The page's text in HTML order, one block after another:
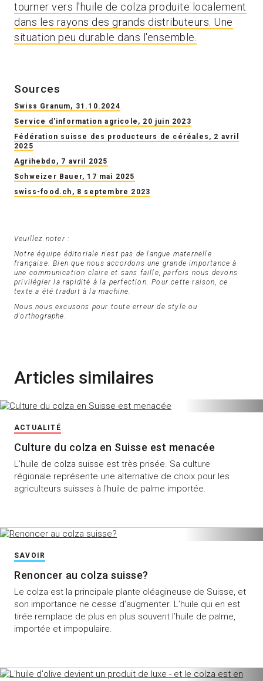
tourner vers l'huile de colza produite localement
dans les rayons des grands distributeurs. Une
situation peu durable dans l'ensemble.
Sources
Swiss Granum, 31.10.2024
Service d'information agricole, 20 juin 2023
Fédération suisse des producteurs de céréales, 2 avril
2025
Agrihebdo, 7 avril 2025
Schweizer Bauer, 17 mai 2025
swiss-food.ch, 8 septembre 2023
Veuillez noter :
Notre équipe éditoriale n'est pas de langue maternelle
française. Bien que nous accordons une grande importance à
une communication claire et sans faille, parfois nous devons
privilégier la rapidité à la perfection. Pour cette raison, ce
texte a été traduit à la machine.
Nous nous excusons pour toute erreur de style ou
d'orthographe.
Articles similaires
ACTUALITÉ
Culture du colza en Suisse est menacée
L'huile de colza suisse est très prisée. Sa culture
régionale représente une alternative de choix pour les
agriculteurs suisses à l'huile de palme importée.
SAVOIR
Renoncer au colza suisse?
Le colza est la principale plante oléagineuse de Suisse, et
son importance ne cesse d’augmenter. L’huile qui en est
tirée remplace de plus en plus souvent l’huile de palme,
importée et impopulaire.